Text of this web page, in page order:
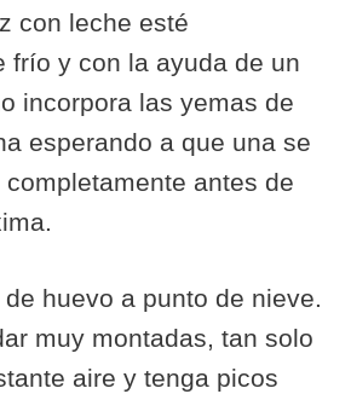
con leche esté
frío y con la ayuda de un
incorpora las yemas de
esperando a que una se
antes de
huevo a punto de nieve.
muy montadas, tan solo
aire y tenga picos